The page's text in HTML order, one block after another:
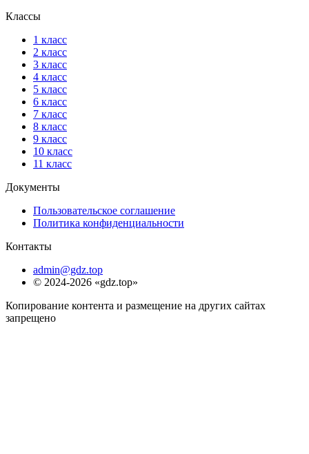
Классы
1 класс
2 класс
3 класс
4 класс
5 класс
6 класс
7 класс
8 класс
9 класс
10 класс
11 класс
Документы
Пользовательское соглашение
Политика конфиденциальности
Контакты
admin@gdz.top
© 2024-2026 «gdz.top»
Копирование контента и размещение на других сайтах
запрещено